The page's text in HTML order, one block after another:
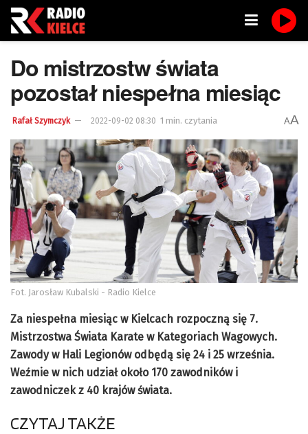
Do mistrzostw świata
pozostał niespełna miesiąc
Rafał Szymczyk 2022-09-02 08:30 1 min. czytania AA
Fot. Jarosław Kubalski - Radio Kielce
Za niespełna miesiąc w Kielcach rozpoczną się 7.
Mistrzostwa Świata Karate w Kategoriach Wagowych.
Zawody w Hali Legionów odbędą się 24 i 25 września.
Weźmie w nich udział około 170 zawodników i
zawodniczek z 40 krajów świata.
CZYTAJ TAKŻE